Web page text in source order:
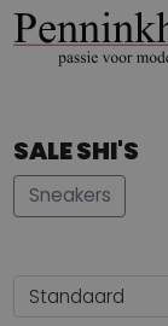
SALE SHI'S
Sneakers